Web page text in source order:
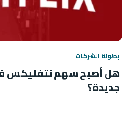
بطولة الشركات
هل أصبح سهم نتفليكس
جديدة؟